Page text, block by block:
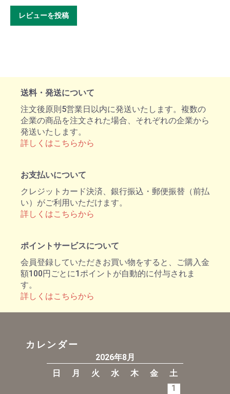
レビューを投稿
送料・発送について
注文後原則5営業日以内に発送いたします。複数の
企業の商品を注文された場合、それぞれの企業から
発送いたします。
詳しくはこちらから
お支払いについて
クレジットカード決済、銀行振込・郵便振替（前払
い）がご利用いただけます。
詳しくはこちらから
ポイントサービスについて
会員登録していただきお買い物をすると、ご購入金
額100円ごとに1ポイントが自動的に付与されま
す。
詳しくはこちらから
カレンダー
2026年8月
日
月 火 水 木 金
土
1